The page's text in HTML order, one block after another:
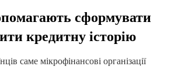
сформувати
кредитну історію
саме мікрофінансові організації